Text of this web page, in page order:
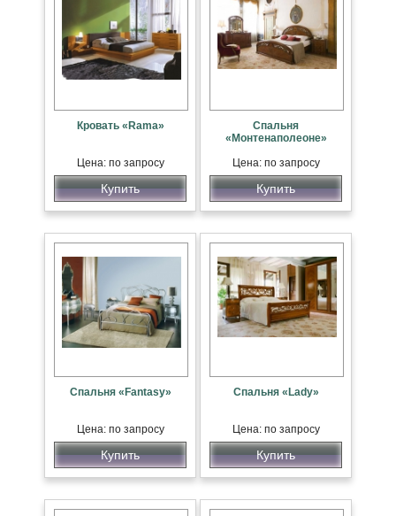
Кровать «Rama»
Цена: по запросу
Купить
Спальня
«Монтенаполеоне»
Цена: по запросу
Купить
Спальня «Fantasy»
Цена: по запросу
Купить
Спальня «Lady»
Цена: по запросу
Купить